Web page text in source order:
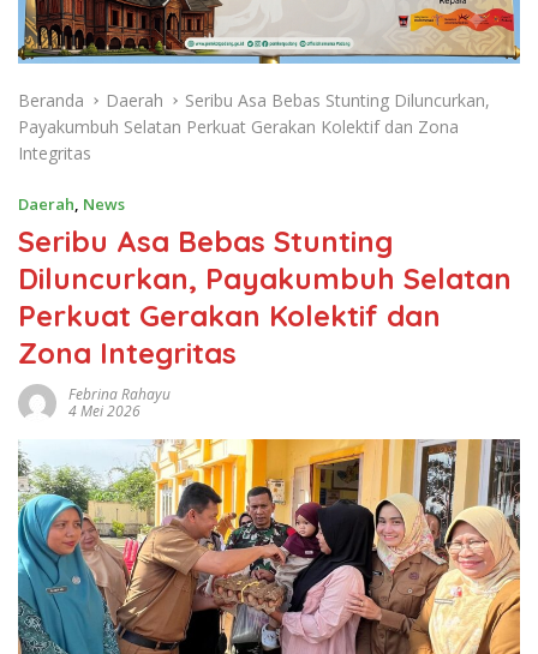
Beranda Daerah
Seribu Asa Bebas Stunting Diluncurkan,
Payakumbuh Selatan Perkuat Gerakan Kolektif dan Zona
Integritas
Daerah, News
Seribu Asa Bebas Stunting
Diluncurkan, Payakumbuh Selatan
Perkuat Gerakan Kolektif dan
Zona Integritas
Febrina Rahayu
4 Mei 2026